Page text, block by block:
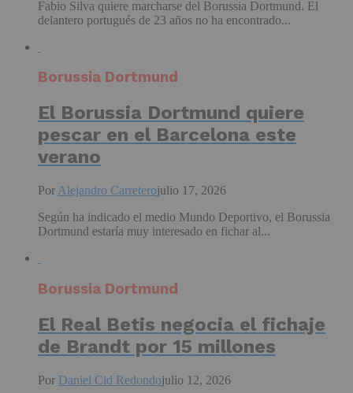
Fabio Silva quiere marcharse del Borussia Dortmund. El
delantero portugués de 23 años no ha encontrado...
Borussia Dortmund
El Borussia Dortmund quiere
pescar en el Barcelona este
verano
Por Alejandro Carreterojulio 17, 2026
Según ha indicado el medio Mundo Deportivo, el Borussia
Dortmund estaría muy interesado en fichar al...
Borussia Dortmund
El Real Betis negocia el fichaje
de Brandt por 15 millones
Por Daniel Cid Redondojulio 12, 2026